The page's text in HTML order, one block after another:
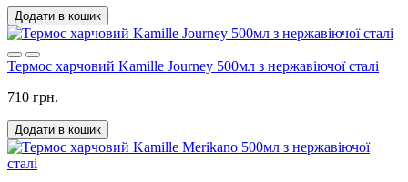
Додати в кошик
Термос харчовий Kamille Journey 500мл з нержавіючої сталі
710 грн.
Додати в кошик